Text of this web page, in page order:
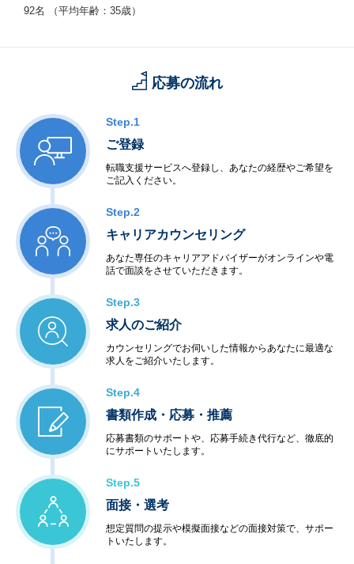
92名 （平均年齢：35歳）
応募の流れ
Step.1
ご登録
転職支援サービスへ登録し、あなたの経歴やご希望を
ご記入ください。
Step.2
キャリアカウンセリング
あなた専任のキャリアアドバイザーがオンラインや電
話で面談をさせていただきます。
Step.3
求人のご紹介
カウンセリングでお伺いした情報からあなたに最適な
求人をご紹介いたします。
Step.4
書類作成・応募・推薦
応募書類のサポートや、応募手続き代行など、徹底的
にサポートいたします。
Step.5
面接・選考
想定質問の提示や模擬面接などの面接対策で、サポー
トいたします。